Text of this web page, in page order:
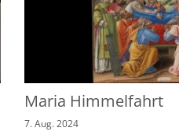
Maria Himmelfahrt
7. Aug. 2024